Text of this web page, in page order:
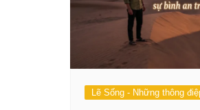
Lẽ Sống - Những thông